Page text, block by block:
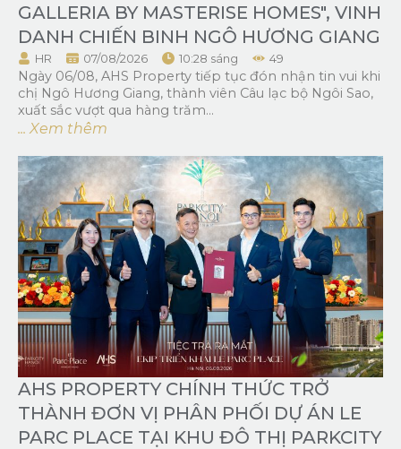
GALLERIA BY MASTERISE HOMES", VINH
DANH CHIẾN BINH NGÔ HƯƠNG GIANG
HR 07/08/2026 10:28 sáng 49
Ngày 06/08, AHS Property tiếp tục đón nhận tin vui khi
chị Ngô Hương Giang, thành viên Câu lạc bộ Ngôi Sao,
xuất sắc vượt qua hàng trăm...
... Xem thêm
AHS PROPERTY CHÍNH THỨC TRỞ
THÀNH ĐƠN VỊ PHÂN PHỐI DỰ ÁN LE
PARC PLACE TẠI KHU ĐÔ THỊ PARKCITY